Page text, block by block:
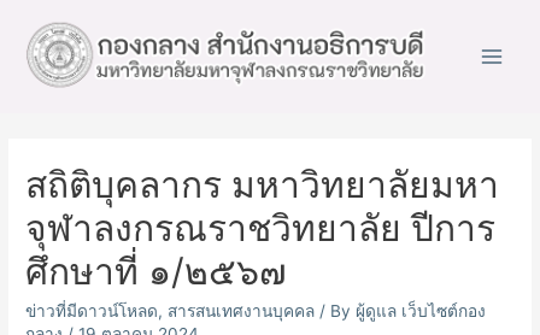
สถิติบุคลากร มหาวิทยาลัยมหา
จุฬาลงกรณราชวิทยาลัย ปีการ
ศึกษาที่ ๑/๒๕๖๗
ข่าวที่มีดาวน์โหลด, สารสนเทศงานบุคคล / By ผู้ดูแล เว็บไซต์กอง